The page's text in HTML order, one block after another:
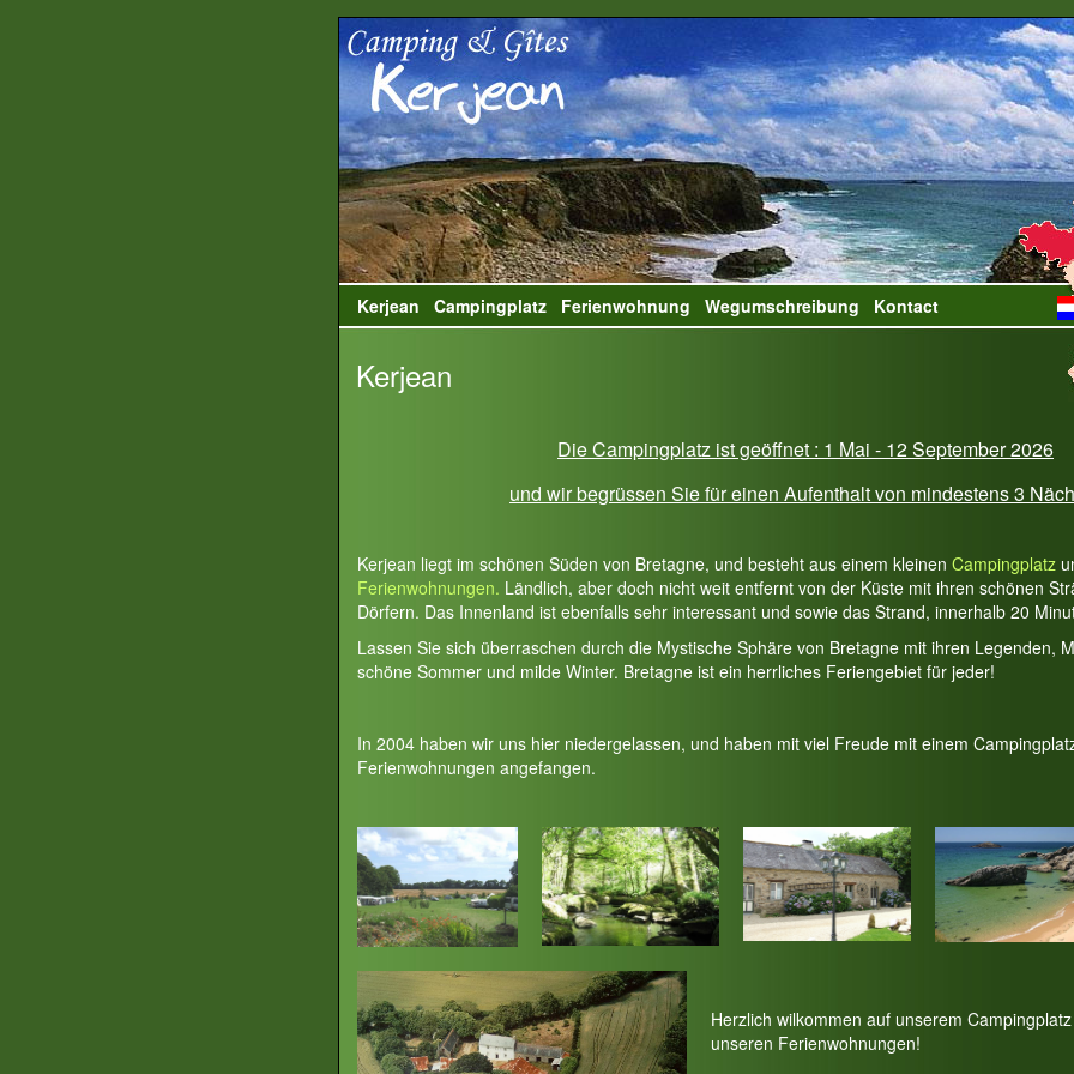
Kerjean Campingplatz Ferienwohnung Wegumschreibung Kontact
Kerjean
Die Campingplatz ist geöffnet : 1 Mai - 12 September 2026
und wir begrüssen Sie für einen Aufenthalt von mindestens 3
Kerjean liegt im schönen Süden von Bretagne, und besteht aus einem kleinen Campingplatz
Ferienwohnungen. Ländlich, aber doch nicht weit entfernt von der Küste mit ihren schönen
Dörfern. Das Innenland ist ebenfalls sehr interessant und sowie das Strand, innerhalb 20
Lassen Sie sich überraschen durch die Mystische Sphäre von Bretagne mit ihren Legenden,
schöne Sommer und milde Winter. Bretagne ist ein herrliches Feriengebiet für jeder!
In 2004 haben wir uns hier niedergelassen, und haben mit viel Freude mit einem
Ferienwohnungen angefangen.
Herzlich wilkommen auf unserem
unseren Ferienwohnungen!